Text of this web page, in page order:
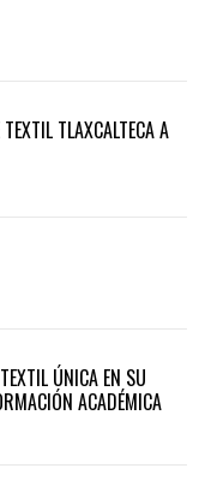
TLAXCALTECA A
ÚNICA EN SU
ACADÉMICA